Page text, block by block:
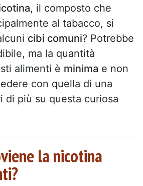
, il composto che
al tabacco, si
cibi comuni? Potrebbe
ma la quantità
alimenti è minima e non
con quella di una
di più su questa curiosa
la nicotina